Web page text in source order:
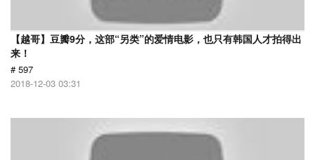
【越哥】豆瓣9分，这部“另类”的爱情电影，也只有韩国人才拍得出
来！
# 597
2018-12-03 03:31